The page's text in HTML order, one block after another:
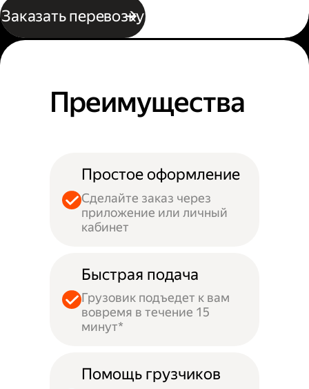
Заказать перевозку
Преимущества
Простое оформление
Сделайте заказ через
приложение или личный
кабинет
Быстрая подача
Грузовик подъедет к вам
вовремя в течение 15
минут*
Помощь грузчиков